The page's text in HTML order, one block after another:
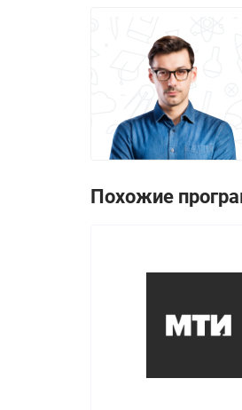
Похожие